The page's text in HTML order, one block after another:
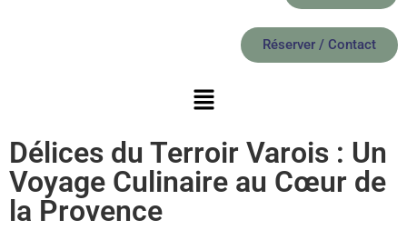
Réserver / Contact
Délices du Terroir Varois : Un
Voyage Culinaire au Cœur de
la Provence